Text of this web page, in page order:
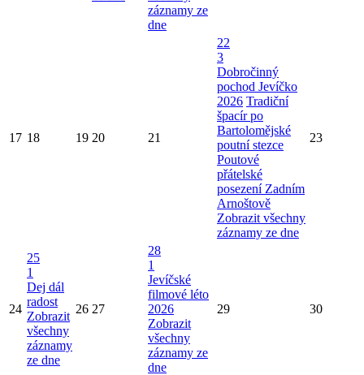
záznamy ze
dne
17 18 19 20 21
22
3
Dobročinný
pochod Jevíčko
2026 Tradiční
špacír po
Bartolomějské
poutní stezce
Poutové
přátelské
posezení Zadním
Arnoštově
Zobrazit všechny
záznamy ze dne
23
24
25
1
Dej dál
radost
Zobrazit
všechny
záznamy
ze dne
26 27
28
1
Jevíčské
filmové léto
2026
Zobrazit
všechny
záznamy ze
dne
29 30